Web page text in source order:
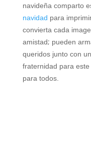
navideña comparto
navidad para
convierta cada
amistad; pueden
queridos junto con
fraternidad para
para todos.